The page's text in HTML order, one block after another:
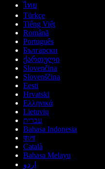
ไทย
Türkçe
Tiếng Việt
Română
Português
Български
ქართული
Slovenčina
Slovenščina
Eesti
Hrvatski
Ελληνικά
Lietuvių
עברית
Bahasa Indonesia
বাংলা
Català
Bahasa Melayu
اردو